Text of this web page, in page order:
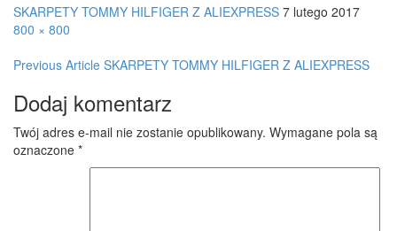
SKARPETY TOMMY HILFIGER Z ALIEXPRESS 7 lutego 2017
800 × 800
Post
navigation
Previous Article SKARPETY TOMMY HILFIGER Z ALIEXPRESS
Dodaj komentarz
Twój adres e-mail nie zostanie opublikowany. Wymagane pola są
oznaczone *